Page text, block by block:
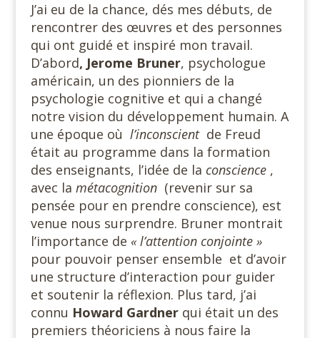
J’ai eu de la chance, dés mes débuts, de
rencontrer des œuvres et des personnes
qui ont guidé et inspiré mon travail.
D’abord, Jerome Bruner, psychologue
américain, un des pionniers de la
psychologie cognitive et qui a changé
notre vision du développement humain. A
une époque où l’inconscientde Freud
était au programme dans la formation
des enseignants, l’idée de la conscience,
avec la métacognition(revenir sur sa
pensée pour en prendre conscience), est
venue nous surprendre. Bruner montrait
l’importance de « l’attention conjointe »
pour pouvoir penser ensemble et d’avoir
une structure d’interaction pour guider
et soutenir la réflexion. Plus tard, j’ai
connu Howard Gardnerqui était un des
premiers théoriciens à nous faire la